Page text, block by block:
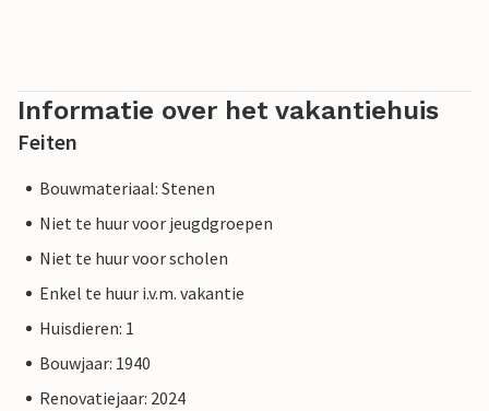
Informatie over het vakantiehuis
Feiten
Bouwmateriaal: Stenen
Niet te huur voor jeugdgroepen
Niet te huur voor scholen
Enkel te huur i.v.m. vakantie
Huisdieren: 1
Bouwjaar: 1940
Renovatiejaar: 2024